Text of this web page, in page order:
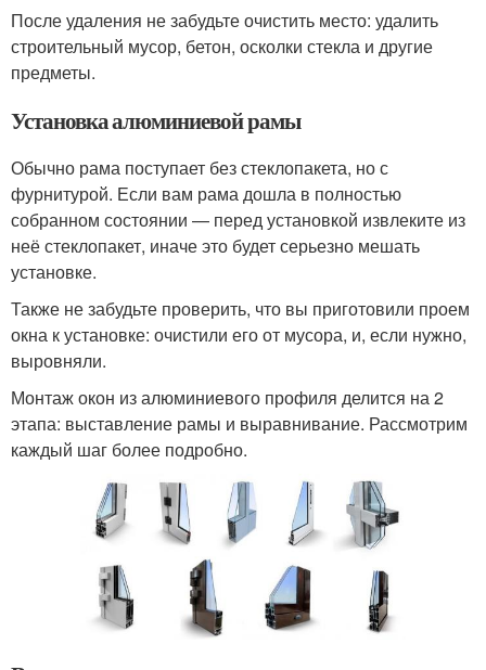
После удаления не забудьте очистить место: удалить
строительный мусор, бетон, осколки стекла и другие
предметы.
Установка алюминиевой рамы
Обычно рама поступает без стеклопакета, но с
фурнитурой. Если вам рама дошла в полностью
собранном состоянии — перед установкой извлеките из
неё стеклопакет, иначе это будет серьезно мешать
установке.
Также не забудьте проверить, что вы приготовили проем
окна к установке: очистили его от мусора, и, если нужно,
выровняли.
Монтаж окон из алюминиевого профиля делится на 2
этапа: выставление рамы и выравнивание. Рассмотрим
каждый шаг более подробно.